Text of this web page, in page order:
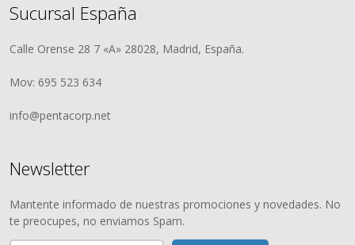
Sucursal España
Calle Orense 28 7 «A» 28028, Madrid, España.
Mov: 695 523 634
info@pentacorp.net
Newsletter
Mantente informado de nuestras promociones y novedades. No
te preocupes, no enviamos Spam.